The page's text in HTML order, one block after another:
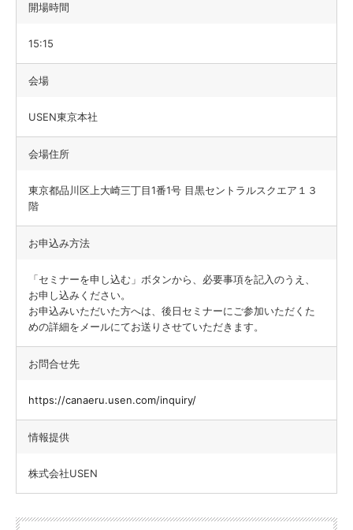
開場時間
15:15
会場
USEN東京本社
会場住所
東京都品川区上大崎三丁目1番1号 目黒セントラルスクエア１３
階
お申込み方法
「セミナーを申し込む」ボタンから、必要事項を記入のうえ、
お申し込みください。
お申込みいただいた方へは、後日セミナーにご参加いただくた
めの詳細をメールにてお送りさせていただきます。
お問合せ先
https://canaeru.usen.com/inquiry/
情報提供
株式会社USEN